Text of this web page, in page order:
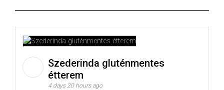
Szederinda gluténmentes
étterem
4 days 20 hours ago